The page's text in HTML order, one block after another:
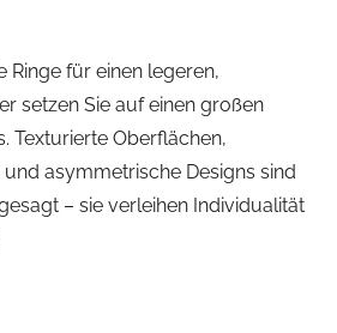
Ringe für einen legeren,
setzen Sie auf einen großen
Texturierte Oberflächen,
asymmetrische Designs sind
– sie verleihen Individualität